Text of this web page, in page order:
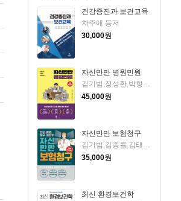
건강증진과 보건교육
차주애 등저
30,000원
자신만만 병원민원
김기범,장성환,박형윤 공저
45,000원
자신만만 보험청구
김기범,김종률,김태빈,이창현,이동길,최윤종 저
35,000원
최신 환경보건학